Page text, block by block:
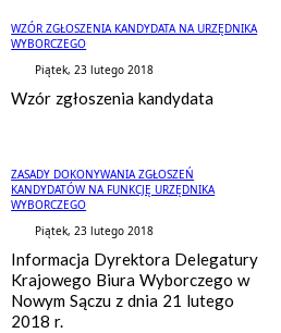
WZÓR ZGŁOSZENIA KANDYDATA NA URZĘDNIKA
WYBORCZEGO
Piątek, 23 lutego 2018
Wzór zgłoszenia kandydata
ZASADY DOKONYWANIA ZGŁOSZEŃ
KANDYDATÓW NA FUNKCJĘ URZĘDNIKA
WYBORCZEGO
Piątek, 23 lutego 2018
Informacja Dyrektora Delegatury
Krajowego Biura Wyborczego w
Nowym Sączu z dnia 21 lutego
2018 r.